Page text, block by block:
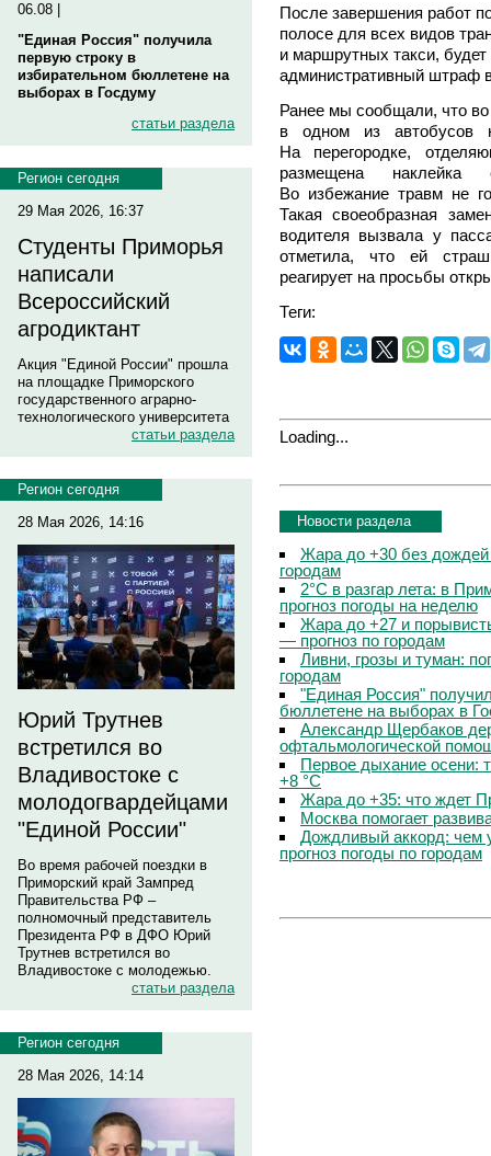
06.08 |
"Единая Россия" получила
первую строку в
избирательном бюллетене на
выборах в Госдуму
статьи раздела
Регион сегодня
29 Мая 2026, 16:37
Студенты Приморья
написали
Всероссийский
агродиктант
Акция "Единой России" прошла
на площадке Приморского
государственного аграрно-
технологического университета
статьи раздела
Регион сегодня
28 Мая 2026, 14:16
Юрий Трутнев
встретился во
Владивостоке с
молодогвардейцами
"Единой России"
Во время рабочей поездки в
Приморский край Зампред
Правительства РФ –
полномочный представитель
Президента РФ в ДФО Юрий
Трутнев встретился во
Владивостоке с молодежью.
статьи раздела
Регион сегодня
28 Мая 2026, 14:14
После завершения работ
полосе для всех видов
и маршрутных такси,
административный штраф
Ранее мы сообщали, что
в одном из автобусов
На перегородке,
размещена наклейка
Во избежание травм не
Такая своеобразная
водителя вызвала у
отметила, что ей
реагирует на просьбы
Теги:
Loading...
Новости раздела
Жара до +30 без
городам
2°C в разгар лета: в
прогноз погоды на неделю
Жара до +27 и
— прогноз по городам
Ливни, грозы и туман:
городам
"Единая Россия"
бюллетене на выборах в
Александр Щербаков
офтальмологической
Первое дыхание осени:
+8 °C
Жара до +35: что ждет
Москва помогает
Дождливый аккорд: чем
прогноз погоды по городам